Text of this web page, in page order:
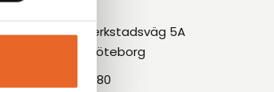
Askims Verkstadsväg 5A
436 34, Göteborg
031-68 17 80